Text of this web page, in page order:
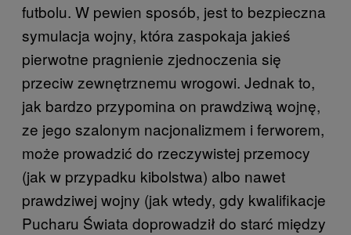
futbolu. W pewien sposób, jest to bezpieczna
symulacja wojny, która zaspokaja jakieś
pierwotne pragnienie zjednoczenia się
przeciw zewnętrznemu wrogowi. Jednak to,
jak bardzo przypomina on prawdziwą wojnę,
ze jego szalonym nacjonalizmem i ferworem,
może prowadzić do rzeczywistej przemocy
(jak w przypadku kibolstwa) albo nawet
prawdziwej wojny (jak wtedy, gdy kwalifikacje
Pucharu Świata doprowadził do starć między